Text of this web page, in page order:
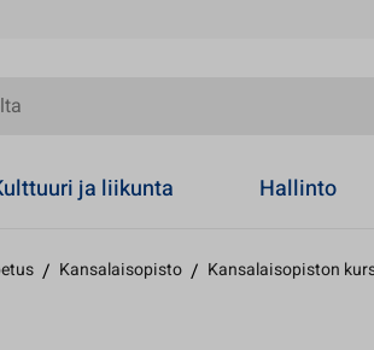
ja liikunta Hallinto
/ Kansalaisopisto / Kansalaisopiston